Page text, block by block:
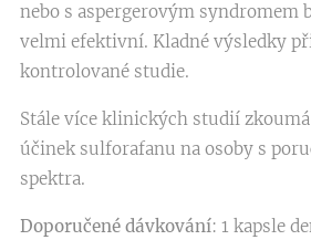
nebo s aspergerovým syndromem
velmi efektivní. Kladné výsledky
kontrolované studie.
Stále více klinických studií
účinek sulforafanu na osoby s
spektra.
Doporučené dávkování: 1 kapsle